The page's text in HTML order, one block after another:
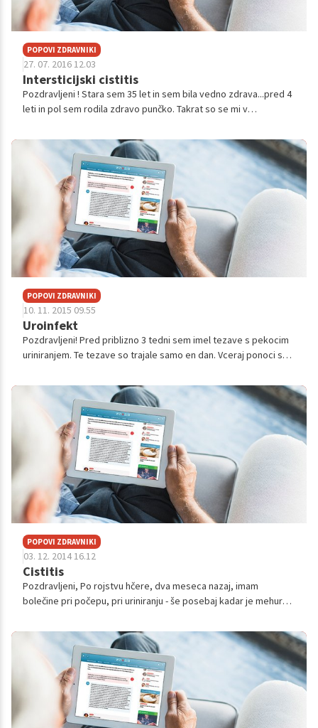
POPOVI ZDRAVNIKI
27. 07. 2016 12.03
Intersticijski cistitis
Pozdravljeni ! Stara sem 35 let in sem bila vedno zdrava...pred 4
leti in pol sem rodila zdravo punčko. Takrat so se mi v
skelenje, praskan...
POPOVI ZDRAVNIKI
10. 11. 2015 09.55
Uroinfekt
Pozdravljeni! Pred priblizno 3 tedni sem imel tezave s pekocim
uriniranjem. Te tezave so trajale samo en dan. Vceraj ponoci so
Zanima me ka...
POPOVI ZDRAVNIKI
03. 12. 2014 16.12
Cistitis
Pozdravljeni, Po rojstvu hčere, dva meseca nazaj, imam
bolečine pri počepu, pri uriniranju - še posebaj kadar je mehur
tiščanje navzdol...